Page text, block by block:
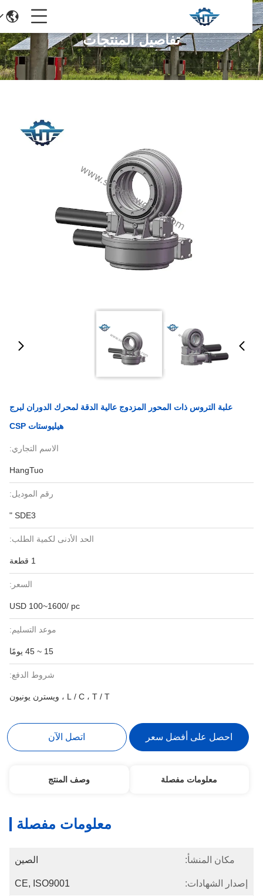
تفاصيل المنتجات
علبة التروس ذات المحور المزدوج عالية الدقة لمحرك الدوران لبرج
هيليوستات CSP
الاسم التجاري:
HangTuo
رقم الموديل:
SDE3 "
الحد الأدنى لكمية الطلب:
السعر:
USD 100~1600/ pc
موعد التسليم:
15 ~ 45 يومًا
شروط الدفع:
L / C ، T / T ، ويسترن يونيون
احصل على أفضل سعر اتصل الآن
معلومات مفصلة وصف المنتج
معلومات مفصلة
مكان المنشأ: الصين
إصدار الشهادات: CE, ISO9001